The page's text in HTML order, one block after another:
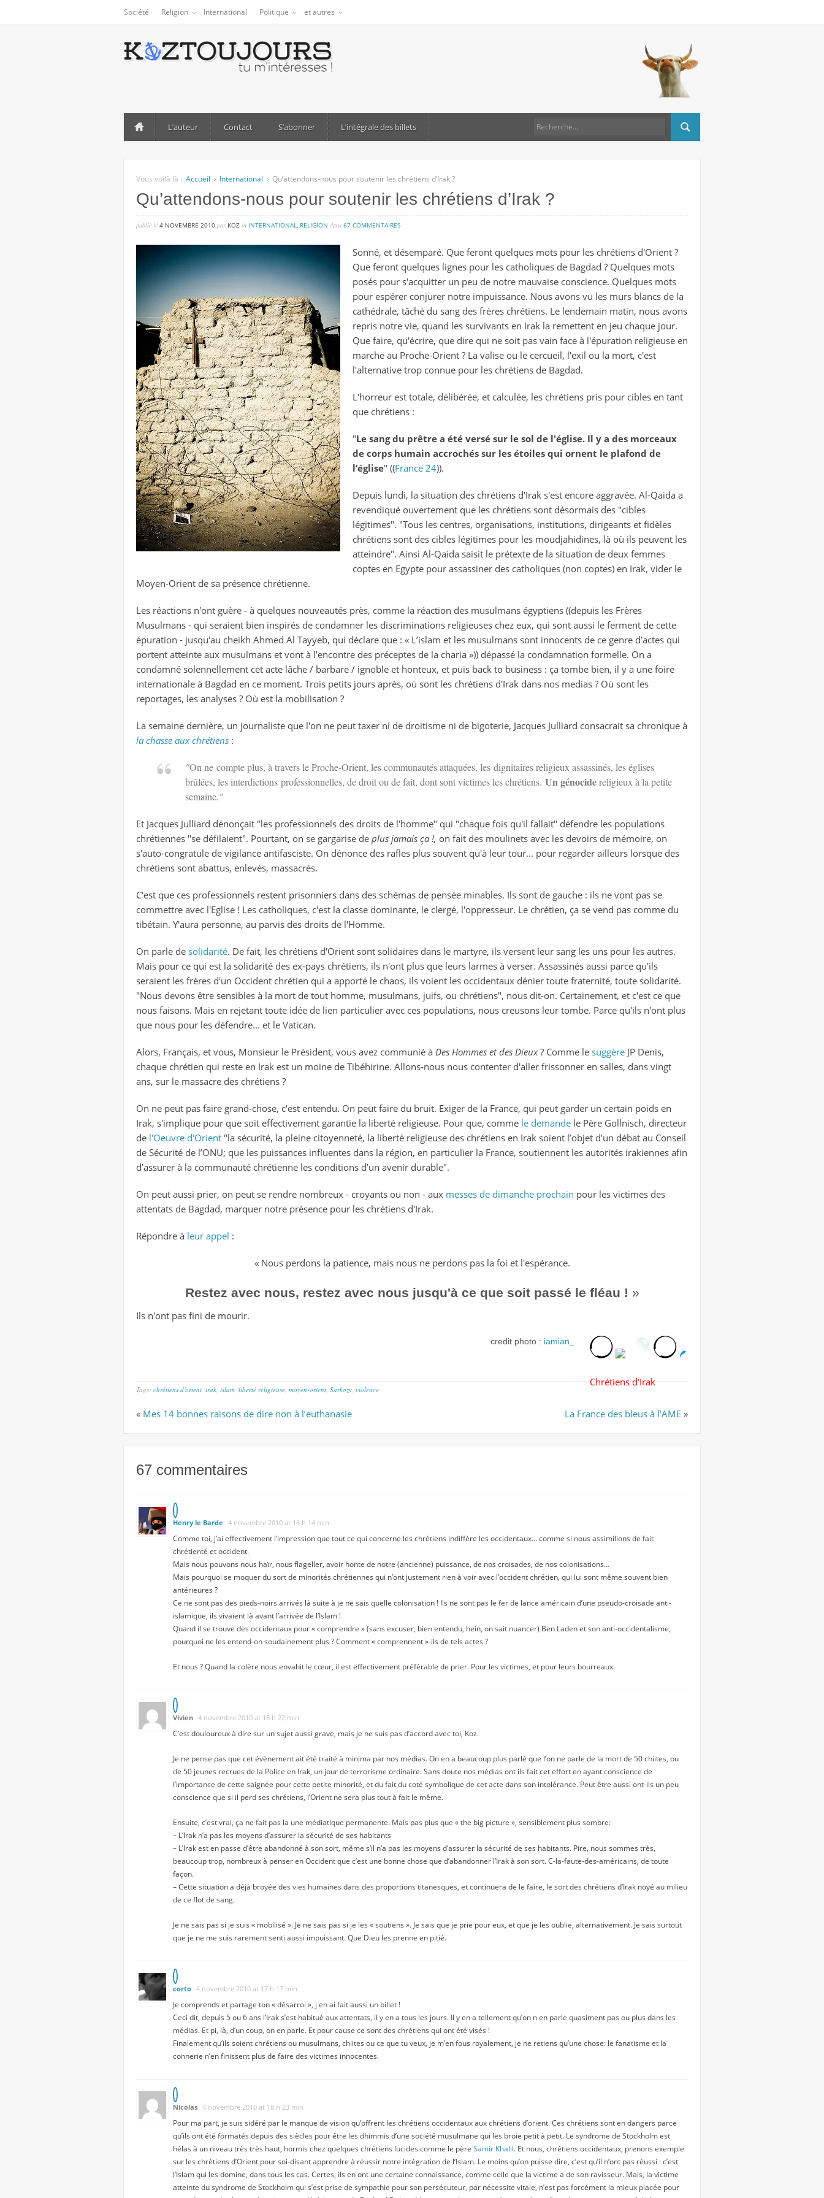
Société Religion International Politique et autres
L’auteur Contact S’abonner L’intégrale des billets
Vous voilà là : Accueil International Qu’attendons-nous pour soutenir les chrétiens d’Irak ?
Qu’attendons-nous pour soutenir les chrétiens d’Irak ?
publié lé 4 NOVEMBRE 2010 par KOZ in INTERNATIONAL, RELIGION dans 67 COMMENTAIRESsur
nous
pour
soutenir
les
chrétiens
d’irak
?
Sonné, et désemparé. Que feront quelques mots pour les chrétiens d'Orient ?
Que feront quelques lignes pour les catholiques de Bagdad ? Quelques mots
posés pour s'acquitter un peu de notre mauvaise conscience. Quelques mots
pour espérer conjurer notre impuissance. Nous avons vu les murs blancs de la
cathédrale, tâché du sang des frères chrétiens. Le lendemain matin, nous avons
repris notre vie, quand les survivants en Irak la remettent en jeu chaque jour.
Que faire, qu'écrire, que dire qui ne soit pas vain face à l'épuration religieuse en
marche au Proche-Orient ? La valise ou le cercueil, l'exil ou la mort, c'est
l'alternative trop connue pour les chrétiens de Bagdad.
L'horreur est totale, délibérée, et calculée, les chrétiens pris pour cibles en tant
que chrétiens :
"Le sang du prêtre a été versé sur le sol de l'église. Il y a des morceaux
de corps humain accrochés sur les étoiles qui ornent le plafond de
l’église" ((France 24)).
Depuis lundi, la situation des chrétiens d'Irak s'est encore aggravée. Al-Qaida a
revendiqué ouvertement que les chrétiens sont désormais des "cibles
légitimes". "Tous les centres, organisations, institutions, dirigeants et fidèles
chrétiens sont des cibles légitimes pour les moudjahidines, là où ils peuvent les
atteindre". Ainsi Al-Qaida saisit le prétexte de la situation de deux femmes
coptes en Egypte pour assassiner des catholiques (non coptes) en Irak, vider le
Moyen-Orient de sa présence chrétienne.
Les réactions n'ont guère - à quelques nouveautés près, comme la réaction des musulmans égyptiens ((depuis les Frères
Musulmans - qui seraient bien inspirés de condamner les discriminations religieuses chez eux, qui sont aussi le ferment de cette
épuration - jusqu'au cheikh Ahmed Al Tayyeb, qui déclare que : « L’islam et les musulmans sont innocents de ce genre d’actes qui
portent atteinte aux musulmans et vont à l’encontre des préceptes de la charia »)) dépassé la condamnation formelle. On a
condamné solennellement cet acte lâche / barbare / ignoble et honteux, et puis back to business : ça tombe bien, il y a une foire
internationale à Bagdad en ce moment. Trois petits jours après, où sont les chrétiens d'Irak dans nos medias ? Où sont les
reportages, les analyses ? Où est la mobilisation ?
La semaine dernière, un journaliste que l'on ne peut taxer ni de droitisme ni de bigoterie, Jacques Julliard consacrait sa chronique à
la chasse aux chrétiens :
"On ne compte plus, à travers le Proche-Orient, les communautés attaquées, les dignitaires religieux assassinés, les églises
brûlées, les interdictions professionnelles, de droit ou de fait, dont sont victimes les chrétiens. Un génocidereligieux à la petite
semaine."
Et Jacques Julliard dénonçait "les professionnels des droits de l'homme" qui "chaque fois qu'il fallait" défendre les populations
chrétiennes "se défilaient". Pourtant, on se gargarise de plus jamais ça !, on fait des moulinets avec les devoirs de mémoire, on
s'auto-congratule de vigilance antifasciste. On dénonce des rafles plus souvent qu'à leur tour... pour regarder ailleurs lorsque des
chrétiens sont abattus, enlevés, massacrés.
C'est que ces professionnels restent prisonniers dans des schémas de pensée minables. Ils sont de gauche : ils ne vont pas se
commettre avec l'Eglise ! Les catholiques, c'est la classe dominante, le clergé, l'oppresseur. Le chrétien, ça se vend pas comme du
tibétain. Y'aura personne, au parvis des droits de l'Homme.
On parle de solidarité. De fait, les chrétiens d'Orient sont solidaires dans le martyre, ils versent leur sang les uns pour les autres.
Mais pour ce qui est la solidarité des ex-pays chrétiens, ils n'ont plus que leurs larmes à verser. Assassinés aussi parce qu'ils
seraient les frères d'un Occident chrétien qui a apporté le chaos, ils voient les occidentaux dénier toute fraternité, toute solidarité.
"Nous devons être sensibles à la mort de tout homme, musulmans, juifs, ou chrétiens", nous dit-on. Certainement, et c'est ce que
nous faisons. Mais en rejetant toute idée de lien particulier avec ces populations, nous creusons leur tombe. Parce qu'ils n'ont plus
que nous pour les défendre... et le Vatican.
Alors, Français, et vous, Monsieur le Président, vous avez communié à Des Hommes et des Dieux? Comme le suggère JP Denis,
chaque chrétien qui reste en Irak est un moine de Tibéhirine. Allons-nous nous contenter d'aller frissonner en salles, dans vingt
ans, sur le massacre des chrétiens ?
On ne peut pas faire grand-chose, c'est entendu. On peut faire du bruit. Exiger de la France, qui peut garder un certain poids en
Irak, s'implique pour que soit effectivement garantie la liberté religieuse. Pour que, comme le demande le Père Gollnisch, directeur
de l'Oeuvre d'Orient "la sécurité, la pleine citoyenneté, la liberté religieuse des chrétiens en Irak soient l’objet d’un débat au Conseil
de Sécurité de l’ONU; que les puissances influentes dans la région, en particulier la France, soutiennent les autorités irakiennes afin
d’assurer à la communauté chrétienne les conditions d’un avenir durable".
On peut aussi prier, on peut se rendre nombreux - croyants ou non - aux messes de dimanche prochain pour les victimes des
attentats de Bagdad, marquer notre présence pour les chrétiens d'Irak.
Répondre à leur appel :
« Nous perdons la patience, mais nous ne perdons pas la foi et l'espérance.
Restez avec nous, restez avec nous jusqu'à ce que soit passé le fléau ! »
Ils n'ont pas fini de mourir.
Chrétiens d'Irak
credit photo : iamian_
Tags: chrétiens d'orient, irak, islam, liberté religieuse, moyen-orient, Sarkozy, violence
« Mes 14 bonnes raisons de dire non à l’euthanasie La France des bleus à l’AME »
67 commentaires
Henry le Barde 4 novembre 2010 at 16 h 14 min
Comme toi, j’ai effectivement l’impression que tout ce qui concerne les chrétiens indiffère les occidentaux… comme si nous assimilions de fait
chrétienté et occident.
Mais nous pouvons nous haïr, nous flageller, avoir honte de notre (ancienne) puissance, de nos croisades, de nos colonisations…
Mais pourquoi se moquer du sort de minorités chrétiennes qui n’ont justement rien à voir avec l’occident chrétien, qui lui sont même souvent bien
antérieures ?
Ce ne sont pas des pieds-noirs arrivés là suite à je ne sais quelle colonisation ! Ils ne sont pas le fer de lance américain d’une pseudo-croisade anti-
islamique, ils vivaient là avant l’arrivée de l’Islam !
Quand il se trouve des occidentaux pour « comprendre » (sans excuser, bien entendu, hein, on sait nuancer) Ben Laden et son anti-occidentalisme,
pourquoi ne les entend-on soudainement plus ? Comment « comprennent »-ils de tels actes ?
Et nous ? Quand la colère nous envahit le cœur, il est effectivement préférable de prier. Pour les victimes, et pour leurs bourreaux.
Vivien 4 novembre 2010 at 16 h 22 min
C’est douloureux à dire sur un sujet aussi grave, mais je ne suis pas d’accord avec toi, Koz.
Je ne pense pas que cet évènement ait été traité à minima par nos médias. On en a beaucoup plus parlé que l’on ne parle de la mort de 50 chiites, ou
de 50 jeunes recrues de la Police en Irak, un jour de terrorisme ordinaire. Sans doute nos médias ont ils fait cet effort en ayant conscience de
l’importance de cette saignée pour cette petite minorité, et du fait du coté symbolique de cet acte dans son intolérance. Peut être aussi ont-ils un peu
conscience que si il perd ses chrétiens, l’Orient ne sera plus tout à fait le même.
Ensuite, c’est vrai, ça ne fait pas la une médiatique permanente. Mais pas plus que « the big picture », sensiblement plus sombre:
– L’Irak n’a pas les moyens d’assurer la sécurité de ses habitants
– L’Irak est en passe d’être abandonné à son sort, même s’il n’a pas les moyens d’assurer la sécurité de ses habitants. Pire, nous sommes très,
beaucoup trop, nombreux à penser en Occident que c’est une bonne chose que d’abandonner l’Irak à son sort. C-la-faute-des-américains, de toute
façon.
– Cette situation a déjà broyée des vies humaines dans des proportions titanesques, et continuera de le faire, le sort des chrétiens d’Irak noyé au milieu
de ce flot de sang.
Je ne sais pas si je suis « mobilisé ». Je ne sais pas si je les « soutiens ». Je sais que je prie pour eux, et que je les oublie, alternativement. Je sais surtout
que je ne me suis rarement senti aussi impuissant. Que Dieu les prenne en pitié.
corto 4 novembre 2010 at 17 h 17 min
Je comprends et partage ton « désarroi », j en ai fait aussi un billet !
Ceci dit, depuis 5 ou 6 ans l’Irak s’est habitué aux attentats, il y en a tous les jours. Il y en a tellement qu’on n en parle quasiment pas ou plus dans les
médias. Et pi, là, d’un coup, on en parle. Et pour cause ce sont des chrétiens qui ont été visés !
Finalement qu’ils soient chrétiens ou musulmans, chiites ou ce que tu veux, je m’en fous royalement, je ne retiens qu’une chose: le fanatisme et la
connerie n’en finissent plus de faire des victimes innocentes.
Nicolas 4 novembre 2010 at 18 h 23 min
Pour ma part, je suis sidéré par le manque de vision qu’offrent les chrétiens occidentaux aux chrétiens d’orient. Ces chrétiens sont en dangers parce
qu’ils ont été formatés depuis des siècles pour être les dhimmis d’une société musulmane qui les broie petit à petit. Le syndrome de Stockholm est
hélas à un niveau très très haut, hormis chez quelques chrétiens lucides comme le père Samir Khalil. Et nous, chrétiens occidentaux, prenons exemple
sur les chrétiens d’Orient pour soi-disant apprendre à réussir notre intégration de l’Islam. Le moins qu’on puisse dire, c’est qu’il n’ont pas réussi : c’est
l’Islam qui les domine, dans tous les cas. Certes, ils en ont une certaine connaissance, comme celle que la victime a de son ravisseur. Mais, la victime
atteinte du syndrome de Stockholm qui s’est prise de sympathie pour son persécuteur, par nécessite vitale, n’est pas forcément la mieux placée pour